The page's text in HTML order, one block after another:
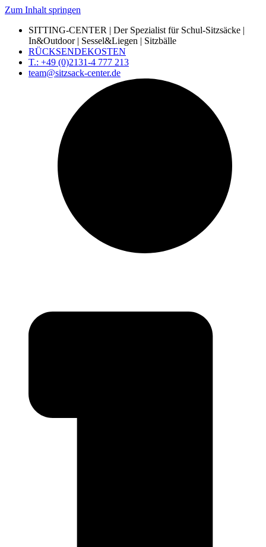
Zum Inhalt springen
SITTING-CENTER | Der Spezialist für Schul-Sitzsäcke |
In&Outdoor | Sessel&Liegen | Sitzbälle
RÜCKSENDEKOSTEN
T.: +49 (0)2131-4 777 213
team@sitzsack-center.de